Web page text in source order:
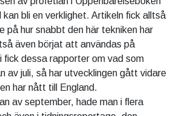
kan bli en verklighet. Artikeln fick alltså
på hur snabbt den här tekniken har
även börjat att användas på
fick dessa rapporter om vad som
av juli, så har utvecklingen gått vidare
har nått till England.
av september, hade man i flera